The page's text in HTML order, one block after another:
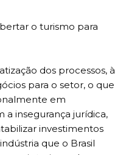
o turismo para
dos processos, à
para o setor, o que
em
insegurança jurídica,
investimentos
que o Brasil